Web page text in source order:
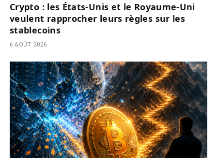
Crypto : les États-Unis et le Royaume-Uni
veulent rapprocher leurs règles sur les
stablecoins
6 AOÛT 2026